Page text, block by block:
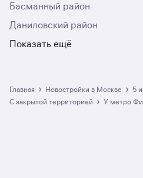
Басманный район
Даниловский район
Показать ещё
Главная › Новостройки в Москве ›
с закрытой территорией › у метро